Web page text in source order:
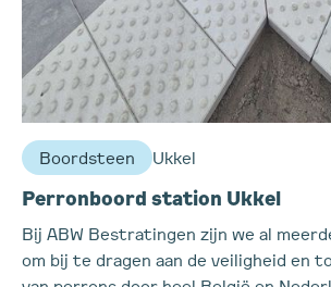
Boordsteen Ukkel
Perronboord station Ukkel
Bij ABW Bestratingen zijn we al
om bij te dragen aan de veiligheid en